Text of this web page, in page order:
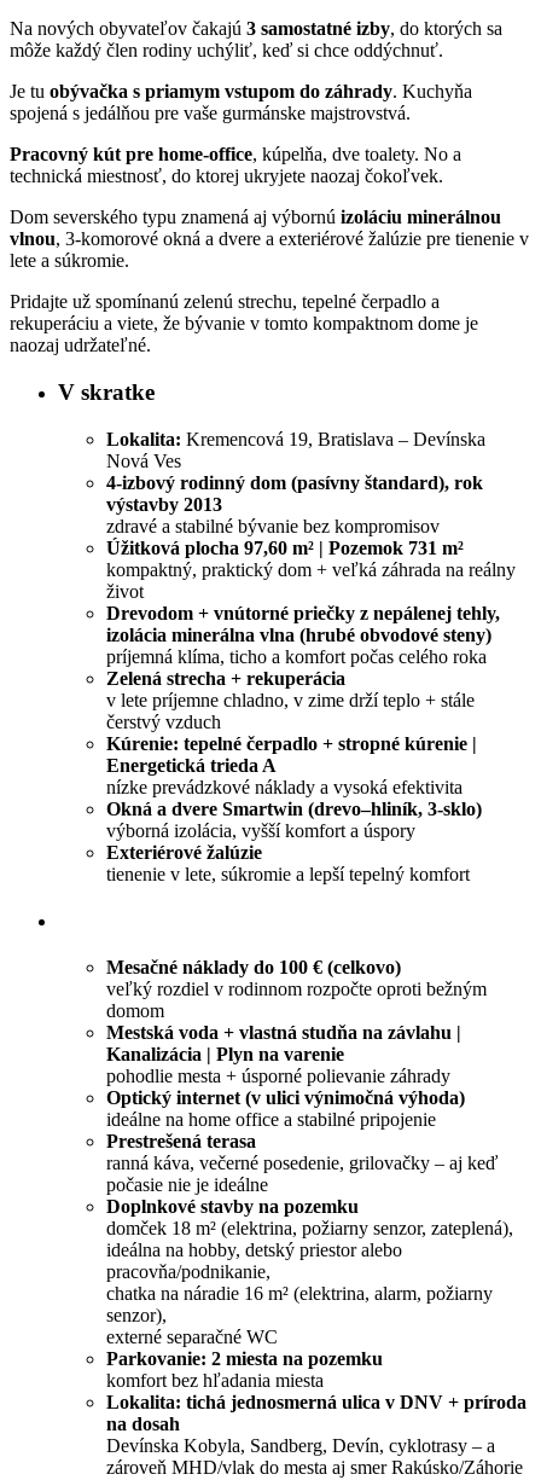
Na nových obyvateľov čakajú 3 samostatné izby, do ktorých sa
môže každý člen rodiny uchýliť, keď si chce oddýchnuť.
Je tu obývačka s priamym vstupom do záhrady. Kuchyňa
spojená s jedálňou pre vaše gurmánske majstrovstvá.
Pracovný kút pre home-office, kúpelňa, dve toalety. No a
technická miestnosť, do ktorej ukryjete naozaj čokoľvek.
Dom severského typu znamená aj výbornú izoláciu minerálnou
vlnou, 3-komorové okná a dvere a exteriérové žalúzie pre tienenie v
lete a súkromie.
Pridajte už spomínanú zelenú strechu, tepelné čerpadlo a
rekuperáciu a viete, že bývanie v tomto kompaktnom dome je
naozaj udržateľné.
V skratke
Lokalita: Kremencová 19, Bratislava – Devínska
Nová Ves
4-izbový rodinný dom (pasívny štandard), rok
výstavby 2013
zdravé a stabilné bývanie bez kompromisov
Úžitková plocha 97,60 m² | Pozemok 731 m²
kompaktný, praktický dom + veľká záhrada na reálny
život
Drevodom + vnútorné priečky z nepálenej tehly,
izolácia minerálna vlna (hrubé obvodové steny)
príjemná klíma, ticho a komfort počas celého roka
Zelená strecha + rekuperácia
v lete príjemne chladno, v zime drží teplo + stále
čerstvý vzduch
Kúrenie: tepelné čerpadlo + stropné kúrenie |
Energetická trieda A
nízke prevádzkové náklady a vysoká efektivita
Okná a dvere Smartwin (drevo–hliník, 3-sklo)
výborná izolácia, vyšší komfort a úspory
Exteriérové žalúzie
tienenie v lete, súkromie a lepší tepelný komfort
Mesačné náklady do 100 € (celkovo)
veľký rozdiel v rodinnom rozpočte oproti bežným
domom
Mestská voda + vlastná studňa na závlahu |
Kanalizácia | Plyn na varenie
pohodlie mesta + úsporné polievanie záhrady
Optický internet (v ulici výnimočná výhoda)
ideálne na home office a stabilné pripojenie
Prestrešená terasa
ranná káva, večerné posedenie, grilovačky – aj keď
počasie nie je ideálne
Doplnkové stavby na pozemku
domček 18 m² (elektrina, požiarny senzor, zateplená),
ideálna na hobby, detský priestor alebo
pracovňa/podnikanie,
chatka na náradie 16 m² (elektrina, alarm, požiarny
senzor),
externé separačné WC
Parkovanie: 2 miesta na pozemku
komfort bez hľadania miesta
Lokalita: tichá jednosmerná ulica v DNV + príroda
na dosah
Devínska Kobyla, Sandberg, Devín, cyklotrasy – a
zároveň MHD/vlak do mesta aj smer Rakúsko/Záhorie